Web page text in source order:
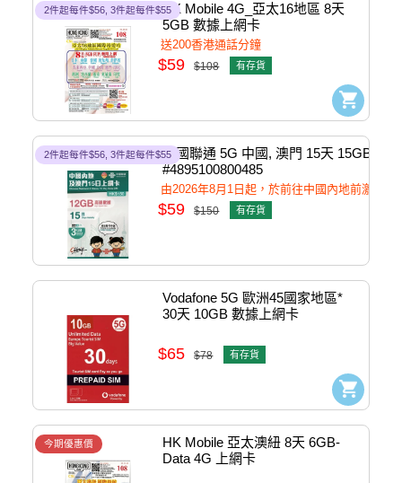
2件起每件$56, 3件起每件$55HK Mobile 4G_亞太16地區 8天
5GB 數據上網卡
#4897133225150
送200香港通話分鐘
$59 $108 有存貨
2件起每件$56, 3件起每件$55中國聯通 5G 中國, 澳門 15天 15GB 數
#4895100800485
由2026年8月1日起，於前往中國內地前激活
$59 $150 有存貨
Vodafone 5G 歐洲45國家地區*
30天 10GB 數據上網卡
$65 $78 有存貨
今期優惠價
HK Mobile 亞太澳紐 8天 6GB-
Data 4G 上網卡